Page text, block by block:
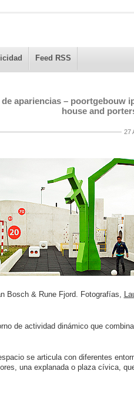
Feed RSS
de apariencias – poortgebouw
house and
27
Bosch & Rune Fjord. Fotografías,
de actividad dinámico que combina
se articula con diferentes
una explanada o plaza cívica,